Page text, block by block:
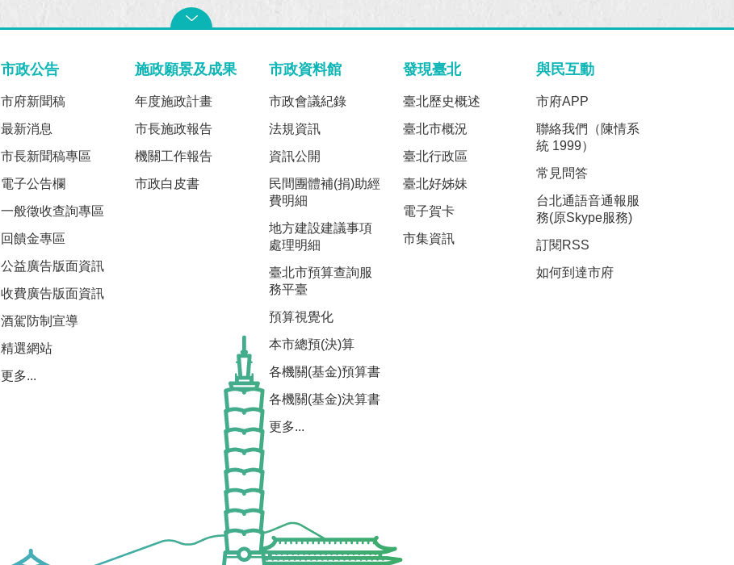
市政公告
市府新聞稿
最新消息
市長新聞稿專區
電子公告欄
一般徵收查詢專區
回饋金專區
公益廣告版面資訊
收費廣告版面資訊
酒駕防制宣導
精選網站
更多...
施政願景及成果
年度施政計畫
市長施政報告
機關工作報告
市政白皮書
市政資料館
市政會議紀錄
法規資訊
資訊公開
民間團體補(捐)助經
費明細
地方建設建議事項
處理明細
臺北市預算查詢服
務平臺
預算視覺化
本市總預(決)算
各機關(基金)預算書
各機關(基金)決算書
更多...
發現臺北
臺北歷史概述
臺北市概況
臺北行政區
臺北好姊妹
電子賀卡
市集資訊
與民互動
市府APP
聯絡我們（陳情系
統 1999）
常見問答
台北通語音通報服
務(原Skype服務)
訂閱RSS
如何到達市府